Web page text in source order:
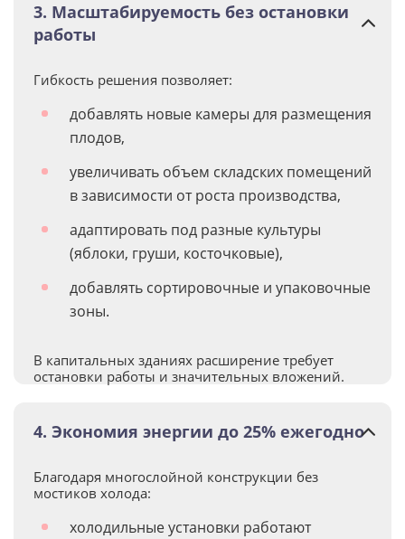
3. Масштабируемость без остановки
работы
Гибкость решения позволяет:
добавлять новые камеры для размещения
плодов,
увеличивать объем складских помещений
в зависимости от роста производства,
адаптировать под разные культуры
(яблоки, груши, косточковые),
добавлять сортировочные и упаковочные
зоны.
В капитальных зданиях расширение требует
остановки работы и значительных вложений.
4. Экономия энергии до 25% ежегодно
Благодаря многослойной конструкции без
мостиков холода:
холодильные установки работают